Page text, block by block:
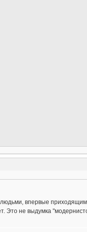
впервые
Это не выдумка